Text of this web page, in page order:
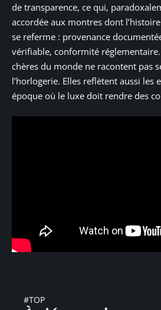
de transparence, ce qui,
accordée aux montres dont
se referme : provenance
vérifiable, conformité
chères du monde ne racontent pas
l’horlogerie. Elles reflètent aussi les
époque où le luxe doit rendre des
#TOP